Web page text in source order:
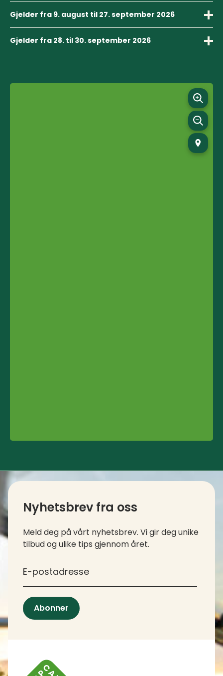
Gjelder fra 9. august til 27. september 2026
Mandag - Fredag 09:00-17:00
09:00-13:00
Gjelder fra 28. til 30. september 2026
Stengt
Kontaktinfo og kolofon
Nyhetsbrev fra oss
Meld deg på vårt nyhetsbrev. Vi gir deg unike
tilbud og ulike tips gjennom året.
E-postadresse
Abonner